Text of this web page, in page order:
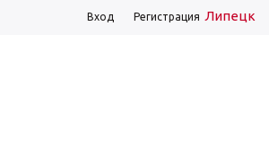
Липецк
Вход Регистрация